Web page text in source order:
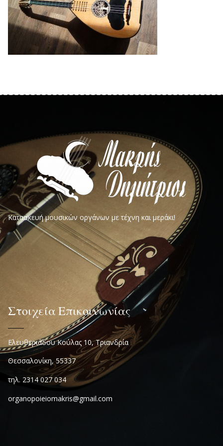
Κατασκευή μουσικών οργάνων με τέχνη και μεράκι!
Στοιχεία Επικοινωνίας
Ελευθεριάδου Κούλας 10, Τριανδρία
Θεσσαλονίκη, 55337
τηλ. 2314 027 034
organopoieiomakris@gmail.com